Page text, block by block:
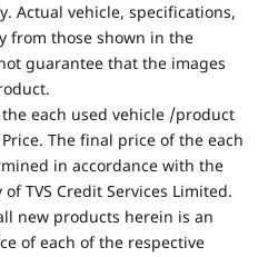
Actual vehicle, specifications,
from those shown in the
guarantee that the images
each used vehicle /product
The final price of the each
in accordance with the
TVS Credit Services Limited.
new products herein is an
of each of the respective